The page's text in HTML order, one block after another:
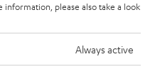
please also take a look
Always active